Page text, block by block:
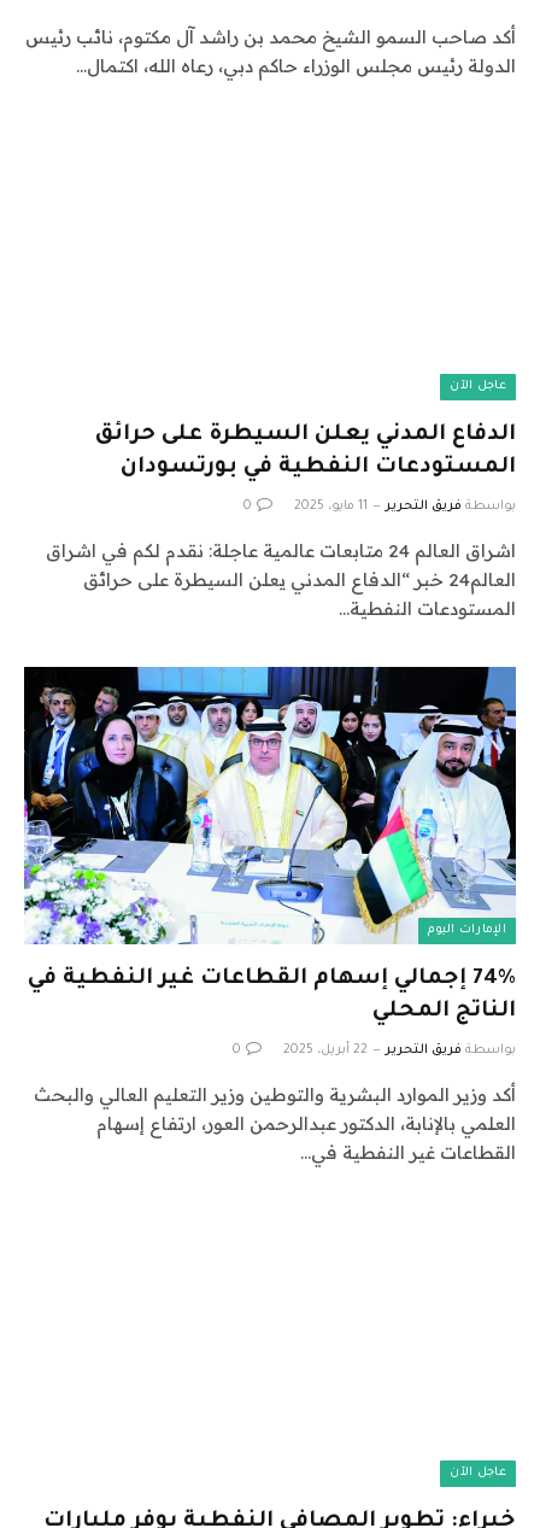
أكد صاحب السمو الشيخ محمد بن راشد آل مكتوم، نائب رئيس
الدولة رئيس مجلس الوزراء حاكم دبي، رعاه الله، اكتمال…
عاجل الآن
الدفاع المدني يعلن السيطرة على حرائق
المستودعات النفطية في بورتسودان
بواسطة فريق التحرير 11 مايو، 2025 0
اشراق العالم 24 متابعات عالمية عاجلة: نقدم لكم في اشراق
العالم24 خبر “الدفاع المدني يعلن السيطرة على حرائق
المستودعات النفطية…
الإمارات اليوم
74% إجمالي إسهام القطاعات غير النفطية في
الناتج المحلي
بواسطة فريق التحرير 22 أبريل، 2025 0
أكد وزير الموارد البشرية والتوطين وزير التعليم العالي والبحث
العلمي بالإنابة، الدكتور عبدالرحمن العور، ارتفاع إسهام
القطاعات غير النفطية في…
عاجل الآن
خبراء: تطوير المصافي النفطية يوفر مليارات